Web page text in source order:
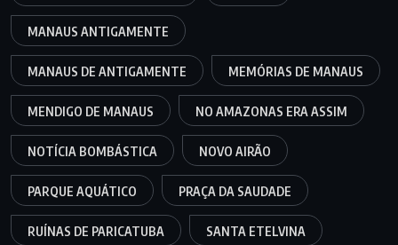
MANAUS ANTIGAMENTE
MANAUS DE ANTIGAMENTE MEMÓRIAS DE MANAUS
MENDIGO DE MANAUS NO AMAZONAS ERA ASSIM
NOTÍCIA BOMBÁSTICA NOVO AIRÃO
PARQUE AQUÁTICO PRAÇA DA SAUDADE
RUÍNAS DE PARICATUBA SANTA ETELVINA